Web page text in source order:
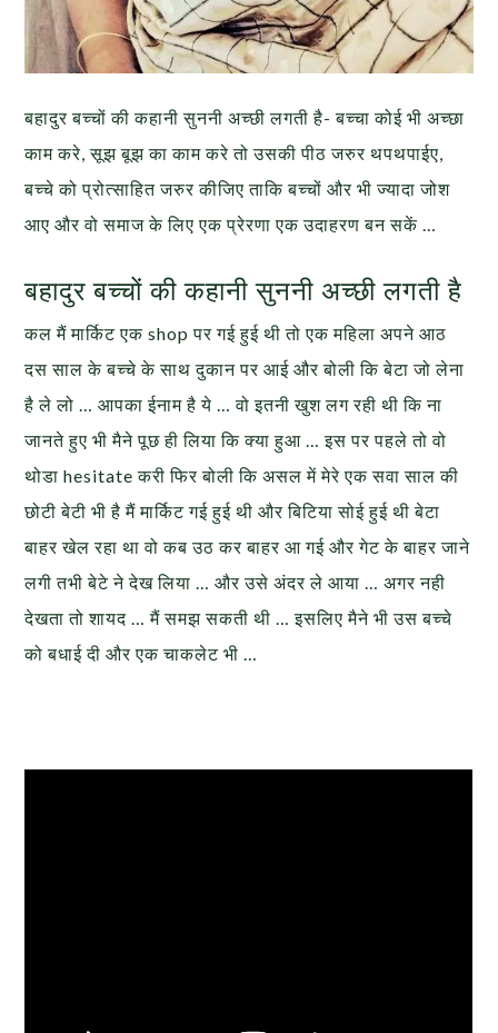
बहादुर बच्चों की कहानी सुननी अच्छी लगती है- बच्चा कोई भी अच्छा
काम करे, सूझ बूझ का काम करे तो उसकी पीठ जरुर थपथपाईए,
बच्चे को प्रोत्साहित जरुर कीजिए ताकि बच्चों और भी ज्यादा जोश
आए और वो समाज के लिए एक प्रेरणा एक उदाहरण बन सकें …
बहादुर बच्चों की कहानी सुननी अच्छी लगती है
कल मैं मार्किट एक shop पर गई हुई थी तो एक महिला अपने आठ
दस साल के बच्चे के साथ दुकान पर आई और बोली कि बेटा जो लेना
है ले लो … आपका ईनाम है ये … वो इतनी खुश लग रही थी कि ना
जानते हुए भी मैने पूछ ही लिया कि क्या हुआ … इस पर पहले तो वो
थोडा hesitate करी फिर बोली कि असल में मेरे एक सवा साल की
छोटी बेटी भी है मैं मार्किट गई हुई थी और बिटिया सोई हुई थी बेटा
बाहर खेल रहा था वो कब उठ कर बाहर आ गई और गेट के बाहर जाने
लगी तभी बेटे ने देख लिया … और उसे अंदर ले आया … अगर नही
देखता तो शायद … मैं समझ सकती थी … इसलिए मैने भी उस बच्चे
को बधाई दी और एक चाकलेट भी …